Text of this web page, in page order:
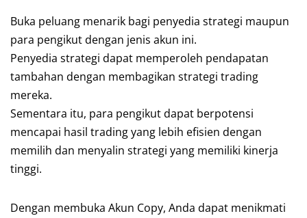
Buka peluang menarik bagi penyedia strategi maupun
para pengikut dengan jenis akun ini.
Penyedia strategi dapat memperoleh pendapatan
tambahan dengan membagikan strategi trading
mereka.
Sementara itu, para pengikut dapat berpotensi
mencapai hasil trading yang lebih efisien dengan
memilih dan menyalin strategi yang memiliki kinerja
tinggi.
Dengan membuka Akun Copy, Anda dapat menikmati